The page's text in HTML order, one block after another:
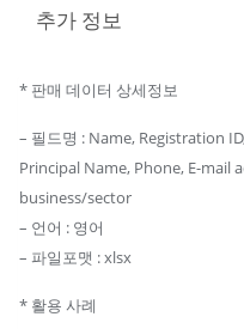
영
컨
설
팅
기
리
추가 정보
* 판매 데이터 상세정보
– 필드명 : Name, Registration
Principal Name, Phone, E-mail
business/sector
– 언어 : 영어
– 파일포맷 : xlsx
* 활용 사례